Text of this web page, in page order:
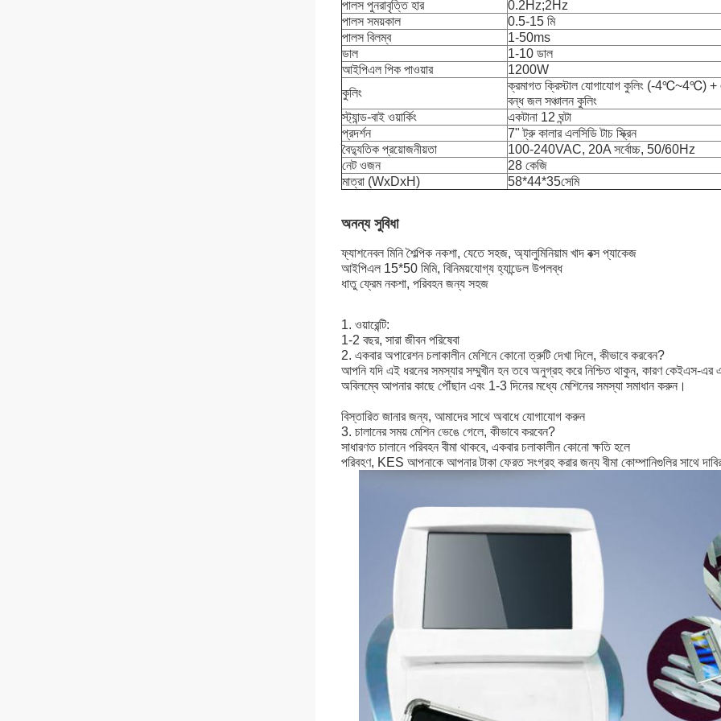
পালস পুনরাবৃত্তি হার
0.2Hz;2Hz
পালস সময়কাল
0.5-15 মি
পালস বিলম্ব
1-50ms
ডাল
1-10 ডাল
আইপিএল পিক পাওয়ার
1200W
কুলিং
ক্রমাগত ক্রিস্টাল যোগাযোগ কুলিং (-4℃~4℃) +
বন্ধ জল সঞ্চালন কুলিং
স্ট্যান্ড-বাই ওয়ার্কিং
একটানা 12 ঘন্টা
প্রদর্শন
7" ট্রু কালার এলসিডি টাচ স্ক্রিন
বৈদ্যুতিক প্রয়োজনীয়তা
100-240VAC, 20A সর্বোচ্চ, 50/60Hz
নেট ওজন
28 কেজি
মাত্রা (WxDxH)
58*44*35সেমি
অনন্য সুবিধা
ফ্যাশনেবল মিনি শৈল্পিক নকশা, যেতে সহজ, অ্যালুমিনিয়াম খাদ বক্স প্যাকেজ
আইপিএল 15*50 মিমি, বিনিময়যোগ্য হ্যান্ডেল উপলব্ধ
ধাতু ফ্রেম নকশা, পরিবহন জন্য সহজ
1. ওয়ারেন্টি:
1-2 বছর, সারা জীবন পরিষেবা
2. একবার অপারেশন চলাকালীন মেশিনে কোনো ত্রুটি দেখা দিলে, কীভাবে করবেন?
আপনি যদি এই ধরনের সমস্যার সম্মুখীন হন তবে অনুগ্রহ করে নিশ্চিত থাকুন, কারণ কেইএস-এর
অবিলম্বে আপনার কাছে পৌঁছান এবং 1-3 দিনের মধ্যে মেশিনের সমস্যা সমাধান করুন।
বিস্তারিত জানার জন্য, আমাদের সাথে অবাধে যোগাযোগ করুন
3. চালানের সময় মেশিন ভেঙে গেলে, কীভাবে করবেন?
সাধারণত চালানে পরিবহন বীমা থাকবে, একবার চলাকালীন কোনো ক্ষতি হলে
পরিবহণ, KES আপনাকে আপনার টাকা ফেরত সংগ্রহ করার জন্য বীমা কোম্পানিগুলির সাথে